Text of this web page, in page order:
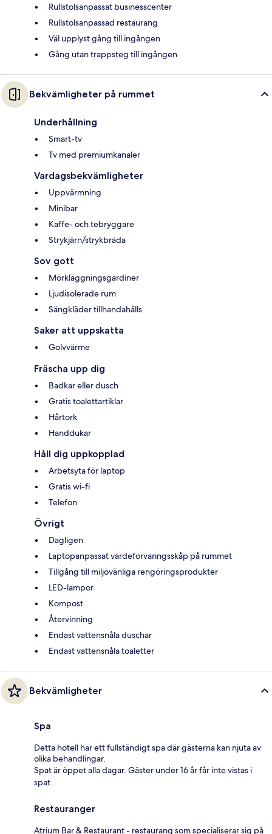
Rullstolsanpassat businesscenter
Rullstolsanpassad restaurang
Väl upplyst gång till ingången
Gång utan trappsteg till ingången
Bekvämligheter på rummet
Underhållning
Smart-tv
Tv med premiumkanaler
Vardagsbekvämligheter
Uppvärmning
Minibar
Kaffe- och tebryggare
Strykjärn/strykbräda
Sov gott
Mörkläggningsgardiner
Ljudisolerade rum
Sängkläder tillhandahålls
Saker att uppskatta
Golvvärme
Fräscha upp dig
Badkar eller dusch
Gratis toalettartiklar
Hårtork
Handdukar
Håll dig uppkopplad
Arbetsyta för laptop
Gratis wi-fi
Telefon
Övrigt
Dagligen
Laptopanpassat värdeförvaringsskåp på rummet
Tillgång till miljövänliga rengöringsprodukter
LED-lampor
Kompost
Återvinning
Endast vattensnåla duschar
Endast vattensnåla toaletter
Bekvämligheter
Spa
Detta hotell har ett fullständigt spa där gästerna kan njuta av
olika behandlingar.
Spat är öppet alla dagar. Gäster under 16 år får inte vistas i
spat.
Restauranger
Atrium Bar & Restaurant - restaurang som specialiserar sig på